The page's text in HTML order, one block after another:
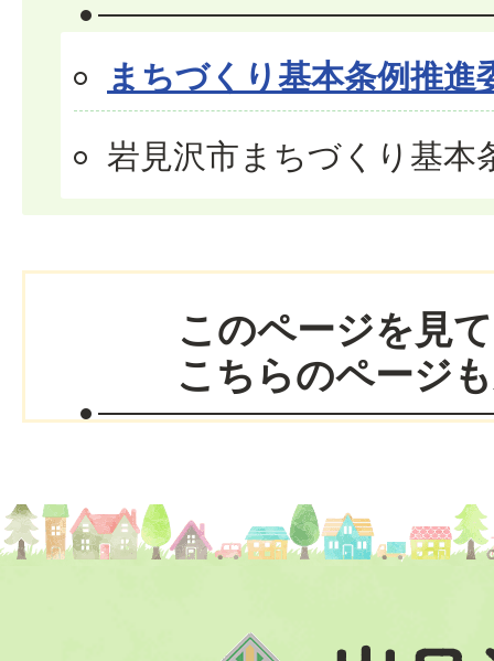
まちづくり基本条例推進
岩見沢市まちづくり基本
このページを見
こちらのページ